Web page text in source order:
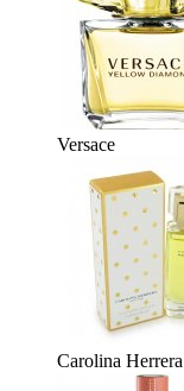
Versace
Carolina Herrera